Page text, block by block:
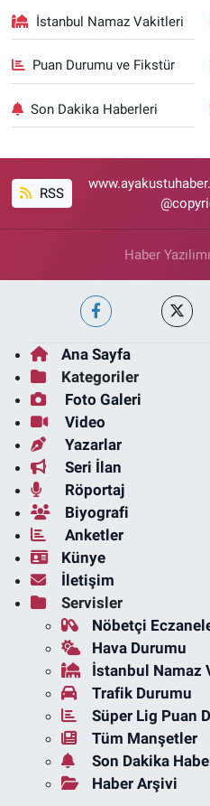
İstanbul Namaz Vakitleri
Puan Durumu ve Fikstür
Son Dakika Haberleri
RSS
Haber
Ana Sayfa
Kategoriler
Foto Galeri
Video
Yazarlar
Seri İlan
Röportaj
Biyografi
Anketler
Künye
İletişim
Servisler
Nöbetçi
Hava Durumu
İstanbul Namaz
Trafik Durumu
Süper Lig Puan
Tüm Manşetler
Son Dakika
Haber Arşivi